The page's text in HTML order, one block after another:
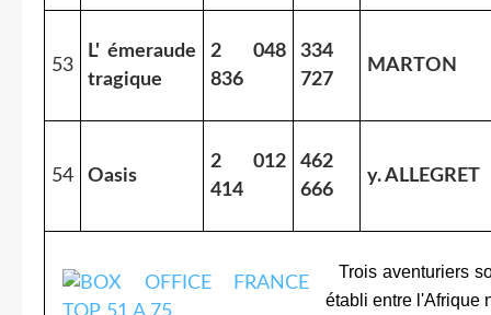
53
L' émeraude
tragique
2 048
836
334
727
MARTON
54 Oasis
2 012
414
462
666
y. ALLEGRET
Trois aventuriers
établi entre l'Afrique